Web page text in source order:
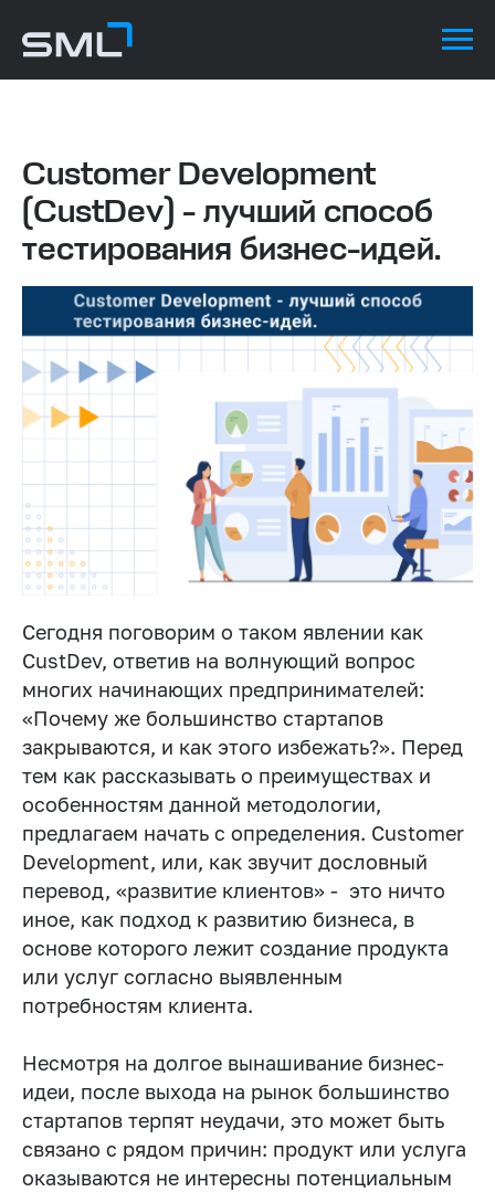
Customer Development
(CustDev) - лучший способ
тестирования бизнес-идей.
Сегодня поговорим о таком явлении как
CustDev, ответив на волнующий вопрос
многих начинающих предпринимателей:
«Почему же большинство стартапов
закрываются, и как этого избежать?». Перед
тем как рассказывать о преимуществах и
особенностям данной методологии,
предлагаем начать с определения. Customer
Development, или, как звучит дословный
перевод, «развитие клиентов» - это ничто
иное, как подход к развитию бизнеса, в
основе которого лежит создание продукта
или услуг согласно выявленным
потребностям клиента.
Несмотря на долгое вынашивание бизнес-
идеи, после выхода на рынок большинство
стартапов терпят неудачи, это может быть
связано с рядом причин: продукт или услуга
оказываются не интересны потенциальным